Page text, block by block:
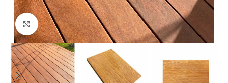
Click to enlarge